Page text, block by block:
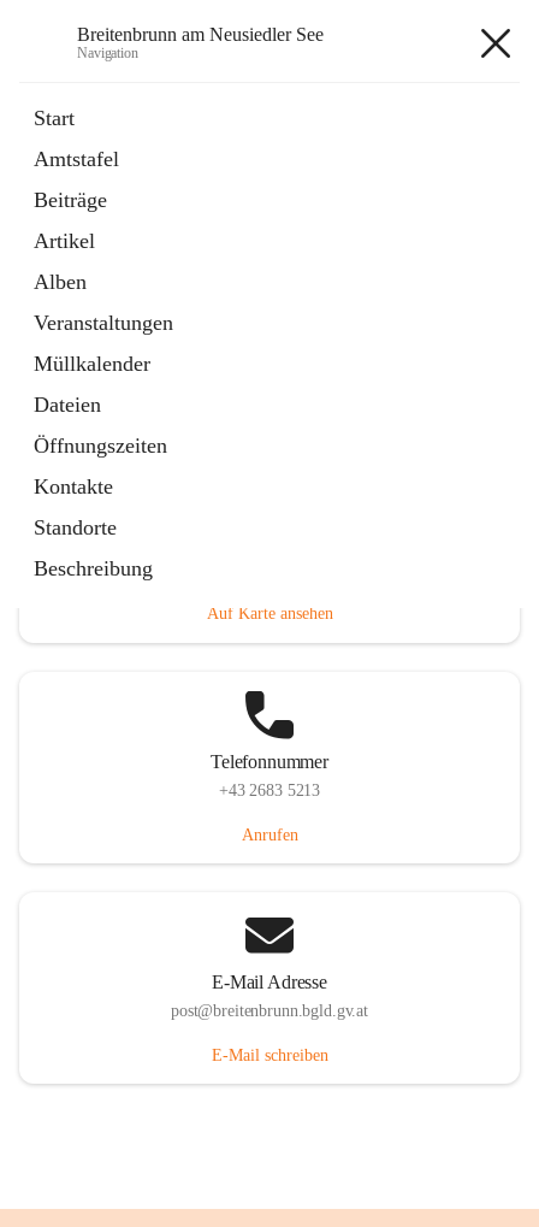
Breitenbrunn am Neusiedler See
Navigation
Start
Amtstafel
Beiträge
Artikel
Alben
Veranstaltungen
Müllkalender
Dateien
Öffnungszeiten
Kontakte
Standorte
Beschreibung
18 Schnellzugriffe
Gemeindeservice
Auf Karte ansehen
Telefonnummer
+43 2683 5213
Anrufen
E-Mail Adresse
post@breitenbrunn.bgld.gv.at
E-Mail schreiben